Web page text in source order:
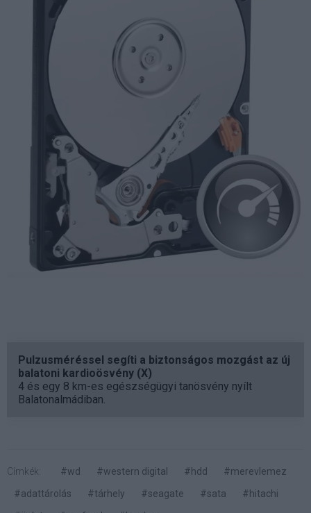
Pulzusméréssel segíti a biztonságos mozgást az új
balatoni kardioösvény (X)
4 és egy 8 km-es egészségügyi tanösvény nyílt
Balatonalmádiban.
Címkék: #wd #western digital #hdd
#merevlemez
#adattárolás
#tárhely #seagate #sata
#hitachi